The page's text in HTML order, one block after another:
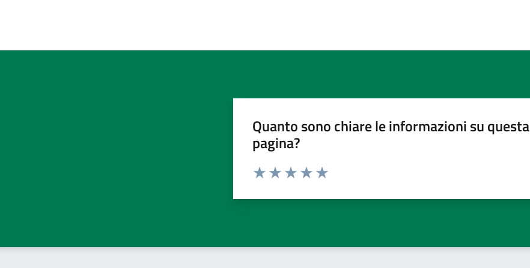
Quanto sono chiare le informazioni su questa
pagina?
Valuta da 1 a 5 stelle la pagina